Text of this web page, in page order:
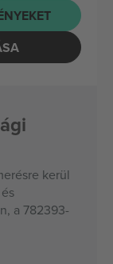
kerül
a 782393-